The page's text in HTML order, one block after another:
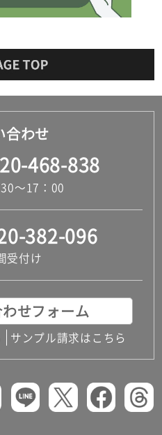
合わせ
468-838
～17：00
382-096
受付け
せフォーム
サンプル請求はこちら